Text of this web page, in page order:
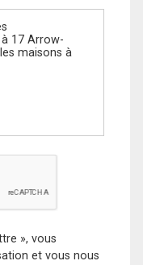
», vous
et vous nous